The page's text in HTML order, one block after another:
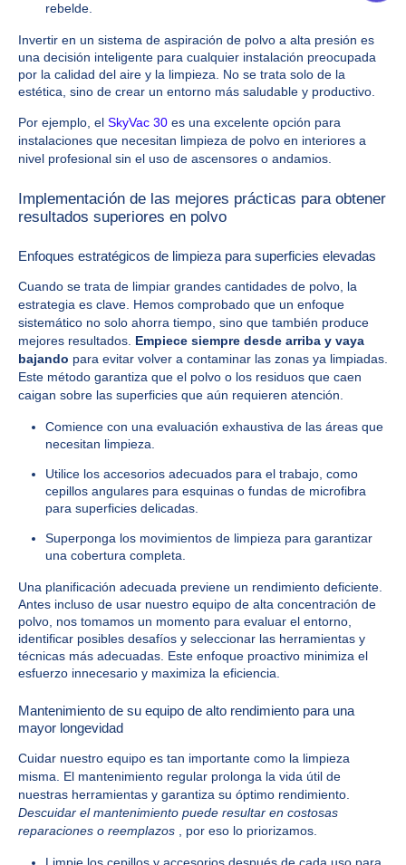
rebelde.
Invertir en un sistema de aspiración de polvo a alta presión es
una decisión inteligente para cualquier instalación preocupada
por la calidad del aire y la limpieza. No se trata solo de la
estética, sino de crear un entorno más saludable y productivo.
Por ejemplo, el SkyVac 30 es una excelente opción para
instalaciones que necesitan limpieza de polvo en interiores a
nivel profesional sin el uso de ascensores o andamios.
Implementación de las mejores prácticas para obtener
resultados superiores en polvo
Enfoques estratégicos de limpieza para superficies elevadas
Cuando se trata de limpiar grandes cantidades de polvo, la
estrategia es clave. Hemos comprobado que un enfoque
sistemático no solo ahorra tiempo, sino que también produce
mejores resultados. Empiece siempre desde arriba y vaya
bajando para evitar volver a contaminar las zonas ya limpiadas.
Este método garantiza que el polvo o los residuos que caen
caigan sobre las superficies que aún requieren atención.
Comience con una evaluación exhaustiva de las áreas que
necesitan limpieza.
Utilice los accesorios adecuados para el trabajo, como
cepillos angulares para esquinas o fundas de microfibra
para superficies delicadas.
Superponga los movimientos de limpieza para garantizar
una cobertura completa.
Una planificación adecuada previene un rendimiento deficiente.
Antes incluso de usar nuestro equipo de alta concentración de
polvo, nos tomamos un momento para evaluar el entorno,
identificar posibles desafíos y seleccionar las herramientas y
técnicas más adecuadas. Este enfoque proactivo minimiza el
esfuerzo innecesario y maximiza la eficiencia.
Mantenimiento de su equipo de alto rendimiento para una
mayor longevidad
Cuidar nuestro equipo es tan importante como la limpieza
misma. El mantenimiento regular prolonga la vida útil de
nuestras herramientas y garantiza su óptimo rendimiento.
Descuidar el mantenimiento puede resultar en costosas
reparaciones o reemplazos , por eso lo priorizamos.